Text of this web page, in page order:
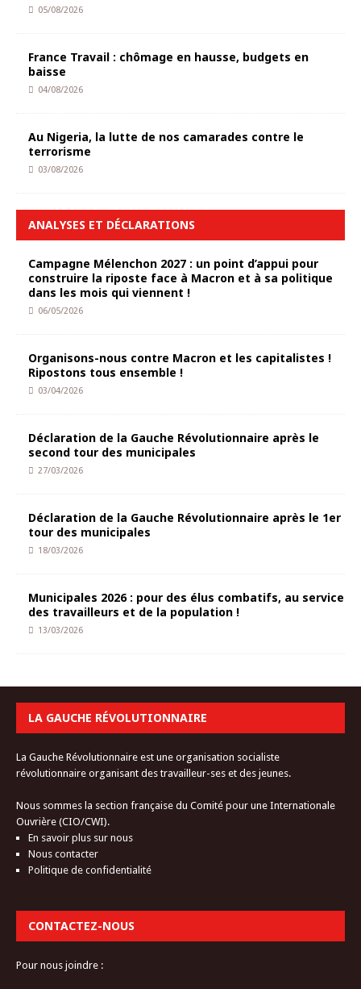
05/08/2026
France Travail : chômage en hausse, budgets en
baisse
04/08/2026
Au Nigeria, la lutte de nos camarades contre le
terrorisme
03/08/2026
ANALYSES ET DÉCLARATIONS
Campagne Mélenchon 2027 : un point d’appui pour
construire la riposte face à Macron et à sa politique
dans les mois qui viennent !
06/05/2026
Organisons-nous contre Macron et les capitalistes !
Ripostons tous ensemble !
03/04/2026
Déclaration de la Gauche Révolutionnaire après le
second tour des municipales
27/03/2026
Déclaration de la Gauche Révolutionnaire après le 1er
tour des municipales
18/03/2026
Municipales 2026 : pour des élus combatifs, au service
des travailleurs et de la population !
13/03/2026
LA GAUCHE RÉVOLUTIONNAIRE
La Gauche Révolutionnaire est une organisation socialiste
révolutionnaire organisant des travailleur-ses et des jeunes.
Nous sommes la section française du Comité pour une Internationale
Ouvrière (CIO/CWI).
En savoir plus sur nous
Nous contacter
Politique de confidentialité
CONTACTEZ-NOUS
Pour nous joindre :